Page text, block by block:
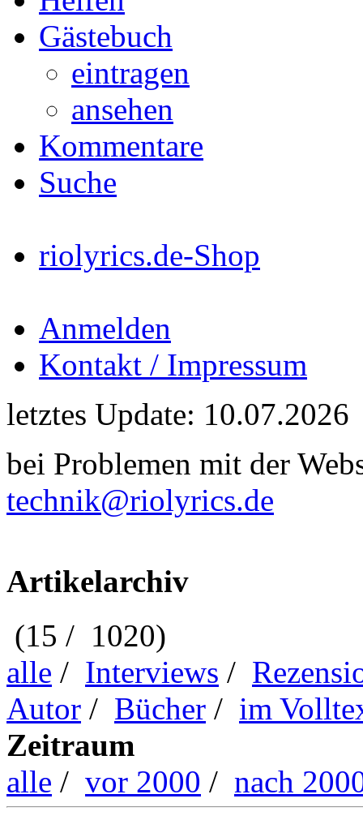
Gästebuch
eintragen
ansehen
Kommentare
Suche
riolyrics.de-Shop
Anmelden
Kontakt / Impressum
letztes Update: 10.07.2026
bei Problemen mit der
technik@riolyrics.de
Artikelarchiv
(15 / 1020)
alle / Interviews /
Autor / Bücher / im
Zeitraum
alle / vor 2000 / nach